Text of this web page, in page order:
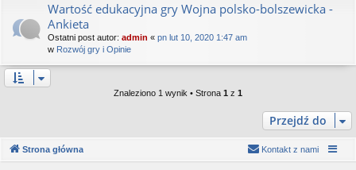
Wartość edukacyjna gry Wojna polsko-bolszewicka -
Ankieta
Ostatni post autor: admin « pn lut 10, 2020 1:47 am
w Rozwój gry i Opinie
Znaleziono 1 wynik • Strona 1 z 1
Przejdź do
Strona główna Kontakt z nami